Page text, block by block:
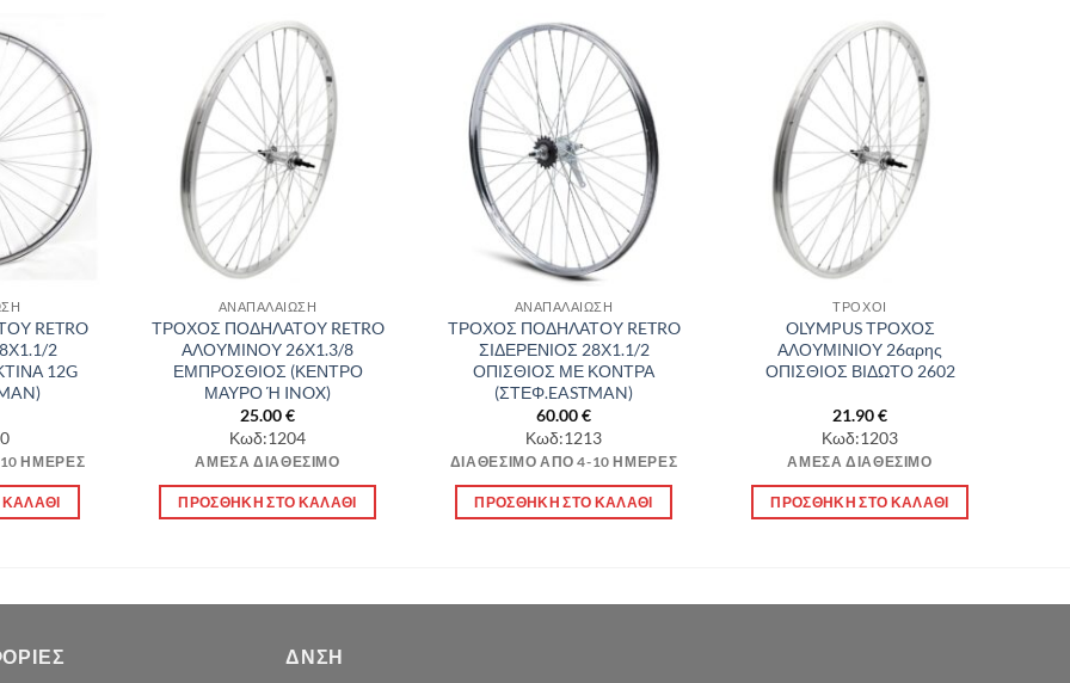
Πρόσθήκη
στην λίστα
επιθυμιών
RETRO
2
12G
ΗΜΈΡΕΣ
Πρόσθήκη
στην λίστα
επιθυμιών
ΑΝΑΠΑΛΑΙΩΣΗ
ΤΡΟΧΟΣ ΠΟΔΗΛΑΤΟΥ RETRO
ΑΛΟΥΜΙΝΟΥ 26Χ1.3/8
ΕΜΠΡΟΣΘΙΟΣ (ΚΕΝΤΡΟ
ΜΑΥΡΟ Ή INOX)
25.00€
Κωδ:1204
ΆΜΕΣΑ ΔΙΑΘΈΣΙΜΟ
ΠΡΟΣΘΉΚΗ ΣΤΟ ΚΑΛΆΘΙ
Πρόσθήκη
στην λίστα
επιθυμιών
ΑΝΑΠΑΛΑΙΩΣΗ
ΤΡΟΧΟΣ ΠΟΔΗΛΑΤΟΥ RETRO
ΣΙΔΕΡΕΝΙΟΣ 28Χ1.1/2
ΟΠΙΣΘΙΟΣ ΜΕ ΚΟΝΤΡΑ
(ΣΤΕΦ.EASTMAN)
60.00€
Κωδ:1213
ΔΙΑΘΈΣΙΜΟ ΑΠΌ 4-10 ΗΜΈΡΕΣ
ΠΡΟΣΘΉΚΗ ΣΤΟ ΚΑΛΆΘΙ
Πρόσθήκη
στην λίστα
επιθυμιών
ΤΡΟΧΟΙ
OLYMPUS ΤΡΟΧΟΣ
ΑΛΟΥΜΙΝΙΟΥ 26αρης
ΟΠΙΣΘΙΟΣ ΒΙΔΩΤΟ 2602
21.90€
Κωδ:1203
ΆΜΕΣΑ ΔΙΑΘΈΣΙΜΟ
ΠΡΟΣΘΉΚΗ ΣΤΟ ΚΑΛΆΘΙ
ΔΝΣΗ